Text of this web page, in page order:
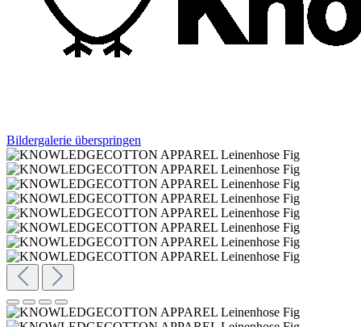
Bildergalerie überspringen